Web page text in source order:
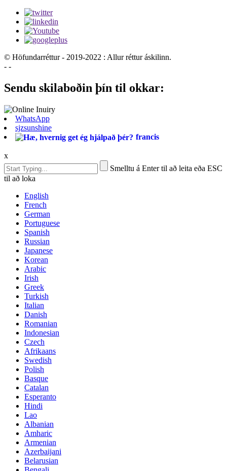
© Höfundarréttur - 2019-2022 : Allur réttur áskilinn.
- -
Sendu skilaboðin þín til okkar:
WhatsApp
sjzsunshine
francis
x
Smelltu á Enter til að leita eða ESC
til að loka
English
French
German
Portuguese
Spanish
Russian
Japanese
Korean
Arabic
Irish
Greek
Turkish
Italian
Danish
Romanian
Indonesian
Czech
Afrikaans
Swedish
Polish
Basque
Catalan
Esperanto
Hindi
Lao
Albanian
Amharic
Armenian
Azerbaijani
Belarusian